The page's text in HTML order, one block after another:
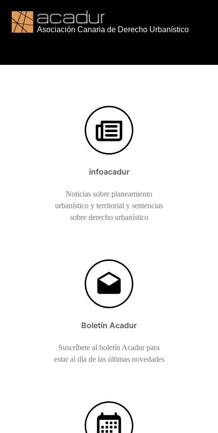
contenido
infoacadur
Noticias sobre planeamiento
urbanístico y territorial y sentencias
sobre derecho urbanístico
Boletín Acadur
Suscríbete al boletín Acadur para
estar al día de las últimas novedades